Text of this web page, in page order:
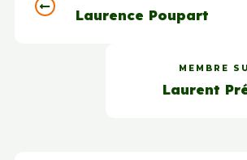
Laurence Poupart
MEMBRE
Laurent